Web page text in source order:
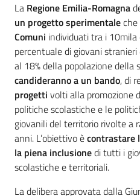
La Regione Emilia-Romagna
un progetto sperimentale
Comuni individuati tra i
percentuale di giovani
al 18% della popolazione della
candideranno a un bando, di
progetti volti alla promozione
politiche scolastiche e le
giovanili del territorio rivolte a
anni. L’obiettivo ècontrastare
la piena inclusionedi tutti i
scolastiche e territoriali.
La delibera approvata dalla